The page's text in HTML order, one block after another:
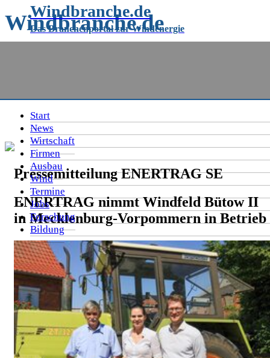
Windbranche.de
Start
News
Wirtschaft
Firmen
Ausbau
Wind
Termine
Jobs
Forschung
Bildung
Windbranche.de
Das Branchenportal zur Windenergie
Pressemitteilung ENERTRAG SE
ENERTRAG nimmt Windfeld Bütow II
in Mecklenburg-Vorpommern in Betrieb